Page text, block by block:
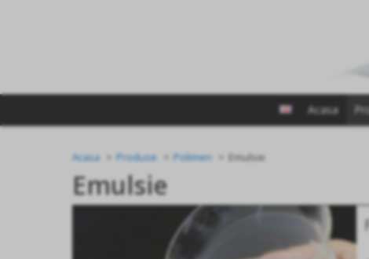
Acasa
Acasa Produse Polimeri Emulsie
Emulsie